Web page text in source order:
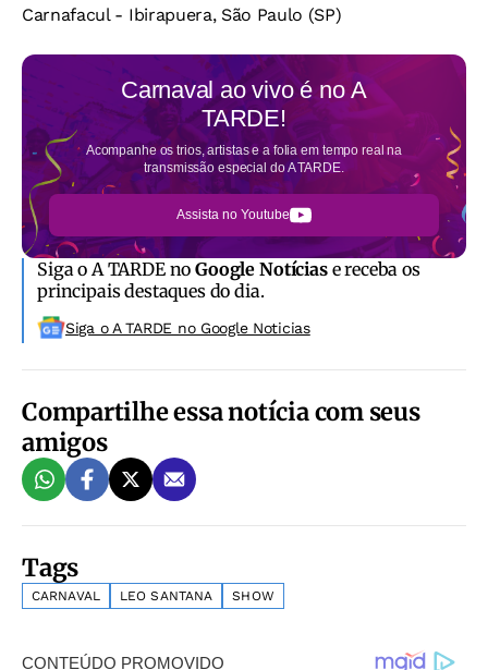
Carnafacul - Ibirapuera, São Paulo (SP)
Carnaval ao vivo é noA
TARDE!
Acompanhe os trios, artistas e a folia em tempo real na
transmissão especial do A TARDE.
Assista no Youtube
Siga o A TARDE noGoogle Notíciase receba os
principais destaques do dia.
Siga o A TARDE no Google Noticias
Compartilhe essa notícia com seus
amigos
Tags
CARNAVAL LEO SANTANA SHOW